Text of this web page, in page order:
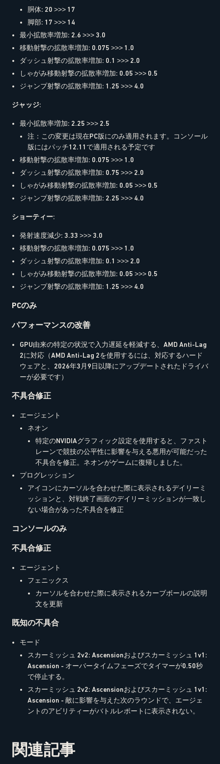
胴体: 20 >>> 17
脚部: 17 >>> 14
最小拡散率増加: 2.6 >>> 3.0
移動射撃の拡散率増加: 0.075 >>> 1.0
ダッシュ射撃の拡散率増加: 0.1 >>> 2.0
しゃがみ移動射撃の拡散率増加: 0.05 >>> 0.5
ジャンプ射撃の拡散率増加: 1.25 >>> 4.0
ジャッジ:
最小拡散率増加: 2.25 >>> 2.5
注：この変更は現在PC版にのみ適用されます。コンソール
版にはパッチ12.11で適用される予定です
移動射撃の拡散率増加: 0.075 >>> 1.0
ダッシュ射撃の拡散率増加: 0.75 >>> 2.0
しゃがみ移動射撃の拡散率増加: 0.05 >>> 0.5
ジャンプ射撃の拡散率増加: 2.25 >>> 4.0
ショーティー:
発射速度減少: 3.33 >>> 3.0
移動射撃の拡散率増加: 0.075 >>> 1.0
ダッシュ射撃の拡散率増加: 0.1 >>> 2.0
しゃがみ移動射撃の拡散率増加: 0.05 >>> 0.5
ジャンプ射撃の拡散率増加: 1.25 >>> 4.0
PCのみ
パフォーマンスの改善
GPU由来の特定の状況で入力遅延を軽減する、AMD Anti-Lag
2に対応（AMD Anti-Lag 2を使用するには、対応するハード
ウェアと、2026年3月9日以降にアップデートされたドライバ
ーが必要です）
不具合修正
エージェント
ネオン
特定のNVIDIAグラフィック設定を使用すると、ファスト
レーンで競技の公平性に影響を与える悪用が可能だった
不具合を修正。ネオンがゲームに復帰しました。
プログレッション
アイコンにカーソルを合わせた際に表示されるデイリーミ
ッションと、対戦終了画面のデイリーミッションが一致し
ない場合があった不具合を修正
コンソールのみ
不具合修正
エージェント
フェニックス
カーソルを合わせた際に表示されるカーブボールの説明
文を更新
既知の不具合
モード
スカーミッシュ 2v2: Ascensionおよびスカーミッシュ 1v1:
Ascension - オーバータイムフェーズでタイマーが0.50秒
で停止する。
スカーミッシュ 2v2: Ascensionおよびスカーミッシュ 1v1:
Ascension - 敵に影響を与えた次のラウンドで、エージェ
ントのアビリティーがバトルレポートに表示されない。
関連記事